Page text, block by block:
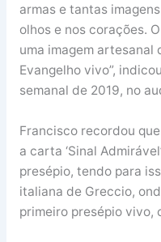
armas e tantas
olhos e nos corações.
uma imagem artesanal
Evangelho vivo”,
semanal de 2019, no
Francisco recordou
a carta ‘Sinal
presépio, tendo para
italiana de Greccio,
primeiro presépio vivo,